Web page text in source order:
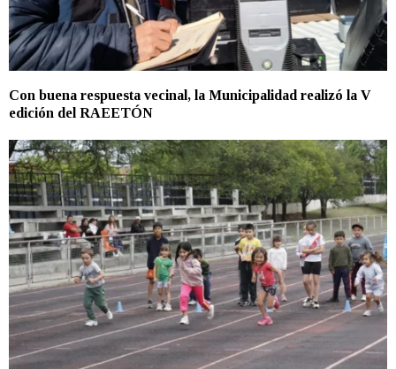
Con buena respuesta vecinal, la Municipalidad realizó la V
edición del RAEETÓN